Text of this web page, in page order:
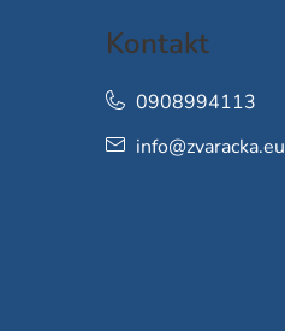
Kontakt
info@zvaracka.eu
0908994113